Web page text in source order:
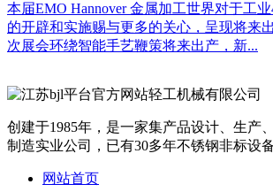
本届EMO Hannover 金属加工世界对于工
的开辟和实施赐与更多的关心，呈现将来
次展会环绕智能手艺鞭策将来出产，新...
创建于1985年，是一家集产品设计、生产
制造实业公司，已有30多年不锈钢非标设
网站首页